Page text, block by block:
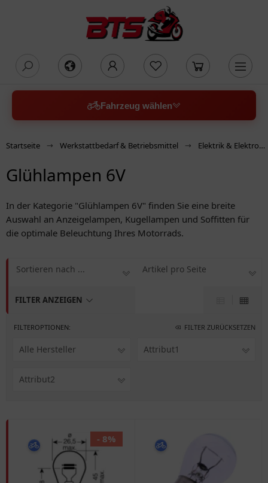
Fahrzeug wählen
Startseite Werkstattbedarf & Betriebsmittel Elektrik & Elektronik
Glühlampen 6V
In der Kategorie "Glühlampen 6V" finden Sie eine breite
Auswahl an Anzeigelampen, Kugellampen und Soffitten für
die optimale Beleuchtung Ihres Motorrads.
FILTER ANZEIGEN
Sortieren nach ... Artikel pro Seite
FILTEROPTIONEN: FILTER ZURÜCKSETZEN
Alle Hersteller Attribut1
Attribut2
- 8%